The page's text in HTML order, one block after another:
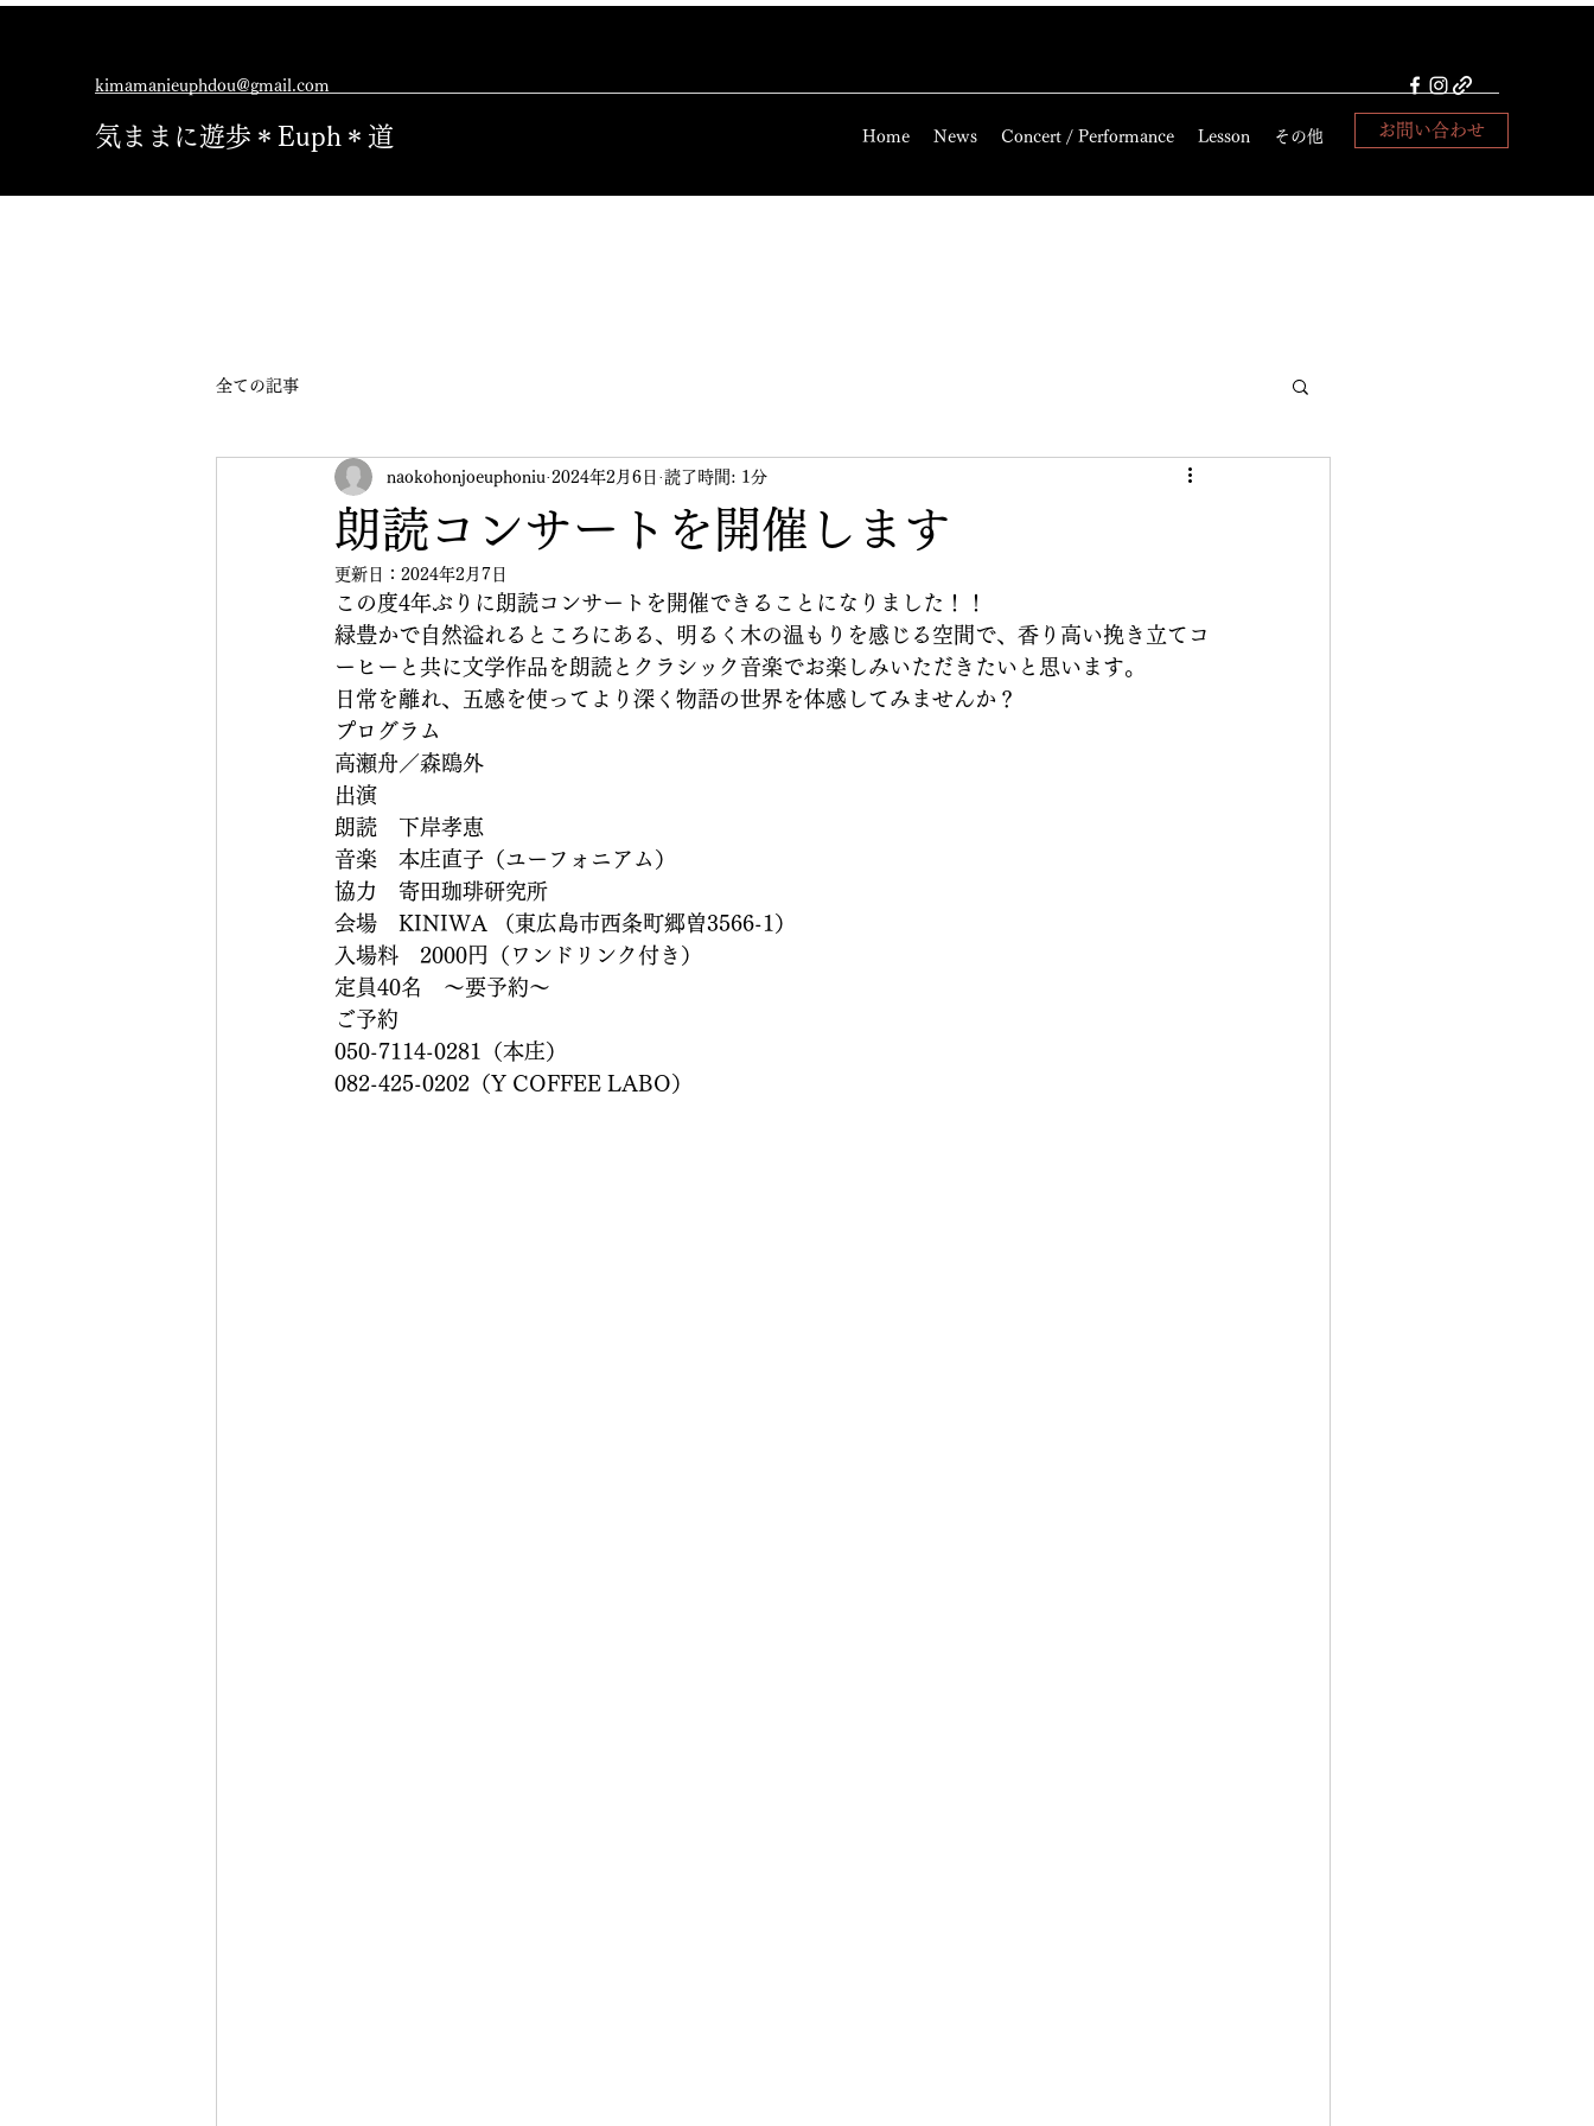
kimamanieuphdou@gmail.com
気ままに遊歩＊Euph＊道 Home News Concert / Performance Lesson その他 お問い合わせ
全ての記事
朗読コンサートを開催します
naokohonjoeuphoniu 2024年2月6日 読了時間: 1分
更新日： 2024年2月7日
この度4年ぶりに朗読コンサートを開催できることになりました！！
緑豊かで自然溢れるところにある、明るく木の温もりを感じる空間で、香り高い挽き立てコ
ーヒーと共に文学作品を朗読とクラシック音楽でお楽しみいただきたいと思います。
日常を離れ、五感を使ってより深く物語の世界を体感してみませんか？
プログラム
高瀬舟／森鴎外
出演
朗読　下岸孝恵
音楽　本庄直子（ユーフォニアム）
協力　寄田珈琲研究所
会場　KINIWA （東広島市西条町郷曽3566-1）
入場料　2000円（ワンドリンク付き）
定員40名　〜要予約〜
ご予約
050-7114-0281（本庄）
082-425-0202（Y COFFEE LABO）